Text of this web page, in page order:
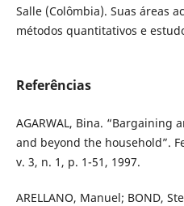
Salle (Colômbia). Suas áreas
métodos quantitativos e
Referências
AGARWAL, Bina.
and beyond the household”.
v. 3, n. 1, p. 1-51, 1997.
ARELLANO, Manuel; BOND,